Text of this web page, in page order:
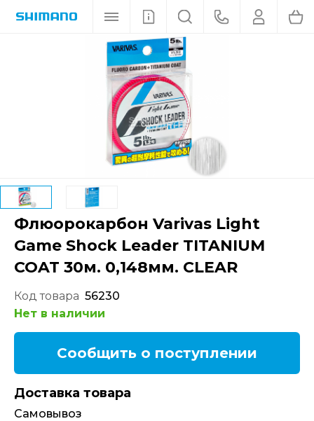
Флюорокарбон Varivas Light
Game Shock Leader TITANIUM
COAT 30м. 0,148мм. CLEAR
Код товара 56230
Нет в наличии
Сообщить о поступлении
Доставка товара
Самовывоз